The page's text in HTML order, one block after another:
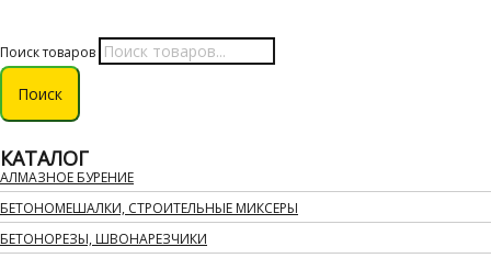
Поиск товаров
Поиск
КАТАЛОГ
АЛМАЗНОЕ БУРЕНИЕ
БЕТОНОМЕШАЛКИ, СТРОИТЕЛЬНЫЕ МИКСЕРЫ
БЕТОНОРЕЗЫ, ШВОНАРЕЗЧИКИ